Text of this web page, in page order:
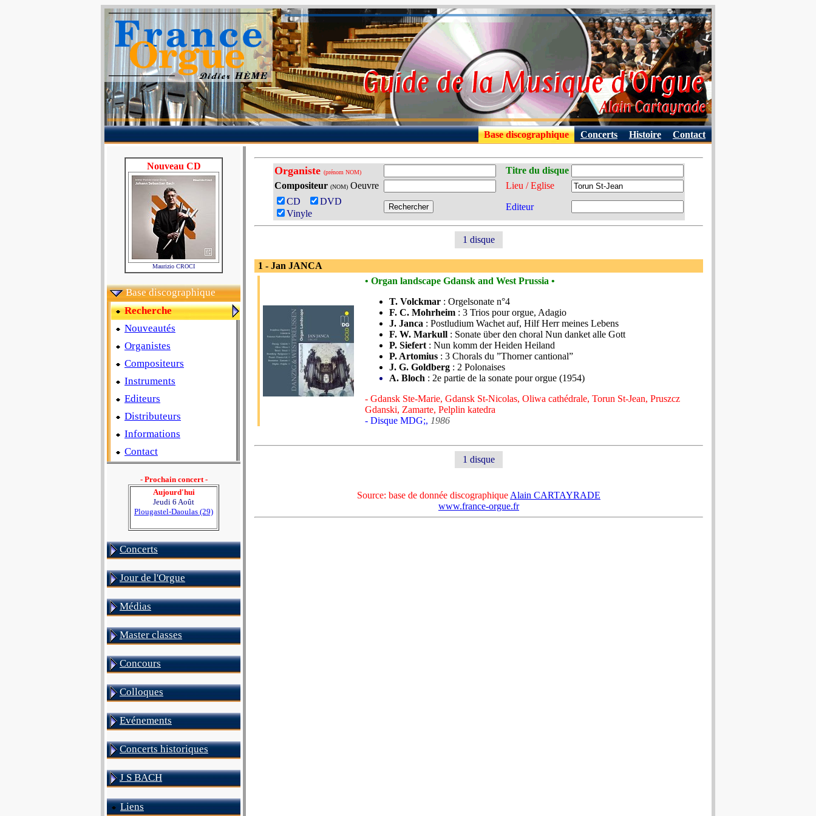
Base discographique Concerts Histoire Contact
Nouveau CD
Maurizio CROCI
Base discographique
Recherche
Nouveautés
Organistes
Compositeurs
Instruments
Editeurs
Distributeurs
Informations
Contact
- Prochain concert -
Aujourd'hui
Jeudi 6 Août
Plougastel-Daoulas (29)
Concerts
Jour de l'Orgue
Médias
Master classes
Concours
Colloques
Evénements
Concerts historiques
J S BACH
Liens
Organiste (prénom NOM)
Titre du disque
Compositeur (NOM)Oeuvre
Lieu / Eglise
CD
DVD
Vinyle
Editeur
1 disque
1 - Jan JANCA
• Organ landscape Gdansk and West Prussia •
T. Volckmar : Orgelsonate n°4
F. C. Mohrheim : 3 Trios pour orgue, Adagio
J. Janca : Postludium Wachet auf, Hilf Herr meines Lebens
F. W. Markull : Sonate über den choral Nun danket alle Gott
P. Siefert : Nun komm der Heiden Heiland
P. Artomius : 3 Chorals du ”Thorner cantional”
J. G. Goldberg : 2 Polonaises
A. Bloch : 2e partie de la sonate pour orgue (1954)
- Gdansk Ste-Marie, Gdansk St-Nicolas, Oliwa cathédrale, Torun St-Jean, Pruszcz
Gdanski, Zamarte, Pelplin katedra
- Disque MDG;, 1986
1 disque
Source: base de donnée discographique Alain CARTAYRADE
www.france-orgue.fr